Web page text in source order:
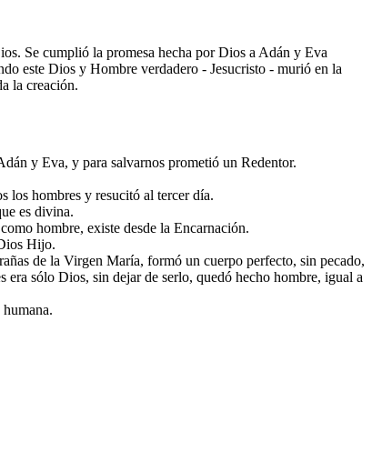
Se cumplió la promesa hecha por Dios a Adán y Eva
este Dios y Hombre verdadero - Jesucristo - murió en la
la creación.
y Eva, y para salvarnos prometió un Redentor.
los hombres y resucitó al tercer día.
es divina.
hombre, existe desde la Encarnación.
Hijo.
de la Virgen María, formó un cuerpo perfecto, sin pecado,
sólo Dios, sin dejar de serlo, quedó hecho hombre, igual a